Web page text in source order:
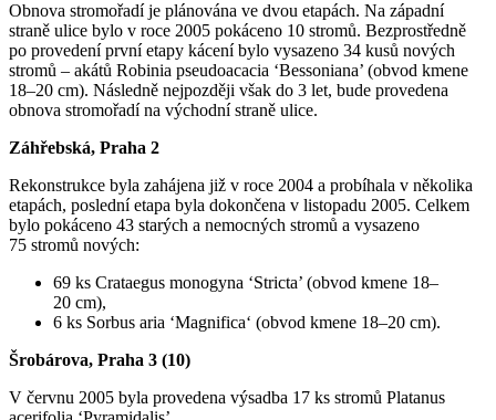
Obnova stromořadí je plánována ve dvou etapách. Na západní
straně ulice bylo v roce 2005 pokáceno 10 stromů. Bezprostředně
po provedení první etapy kácení bylo vysazeno 34 kusů nových
stromů – akátů Robinia pseudoacacia ‘Bessoniana’ (obvod kmene
18–20 cm). Následně nejpozději však do 3 let, bude provedena
obnova stromořadí na východní straně ulice.
Záhřebská, Praha 2
Rekonstrukce byla zahájena již v roce 2004 a probíhala v několika
etapách, poslední etapa byla dokončena v listopadu 2005. Celkem
bylo pokáceno 43 starých a nemocných stromů a vysazeno
75 stromů nových:
69 ks Crataegus monogyna ‘Stricta’ (obvod kmene 18–
20 cm),
6 ks Sorbus aria ‘Magnifica‘ (obvod kmene 18–20 cm).
Šrobárova, Praha 3 (10)
V červnu 2005 byla provedena výsadba 17 ks stromů Platanus